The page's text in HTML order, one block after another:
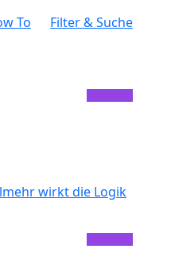
To Filter & Suche
wirkt die Logik